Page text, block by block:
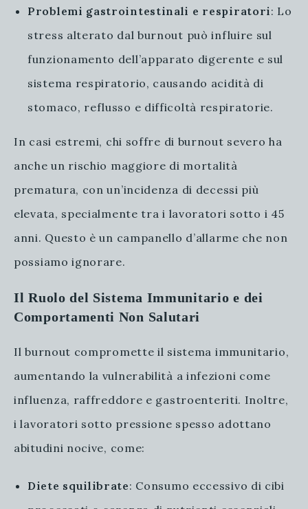
Problemi gastrointestinali e respiratori : Lo
stress alterato dal burnout può influire sul
funzionamento dell’apparato digerente e sul
sistema respiratorio, causando acidità di
stomaco, reflusso e difficoltà respiratorie.
In casi estremi, chi soffre di burnout severo ha
anche un rischio maggiore di mortalità
prematura, con un’incidenza di decessi più
elevata, specialmente tra i lavoratori sotto i 45
anni. Questo è un campanello d’allarme che non
possiamo ignorare.
Il Ruolo del Sistema Immunitario e dei
Comportamenti Non Salutari
Il burnout compromette il sistema immunitario,
aumentando la vulnerabilità a infezioni come
influenza, raffreddore e gastroenteriti. Inoltre,
i lavoratori sotto pressione spesso adottano
abitudini nocive, come:
Diete squilibrate: Consumo eccessivo di cibi